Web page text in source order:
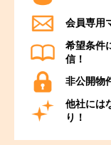
会員専用
希望条件
信！
非公開物
他社には
り！